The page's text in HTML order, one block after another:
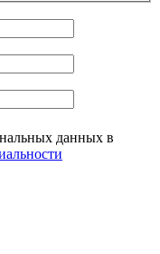
данных в